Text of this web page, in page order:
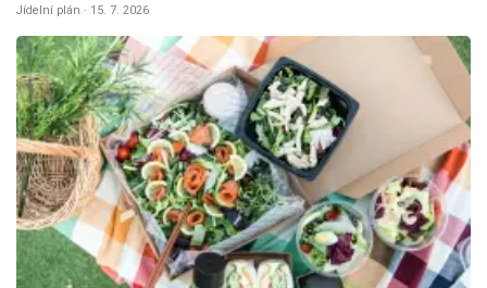
Jídelní plán · 15. 7. 2026